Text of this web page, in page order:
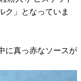
ク」となっていま
に真っ赤なソースが